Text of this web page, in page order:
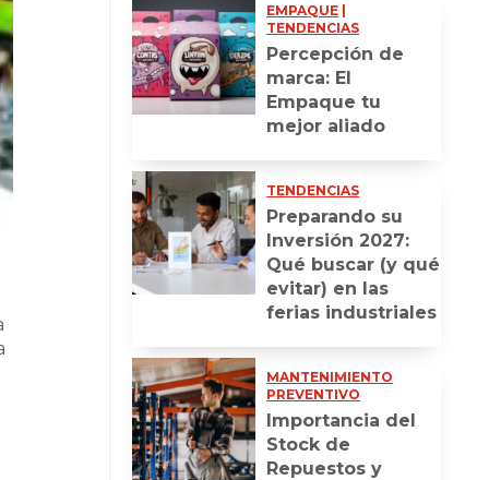
EMPAQUE |
TENDENCIAS
Percepción de
marca: El
Empaque tu
mejor aliado
TENDENCIAS
Preparando su
Inversión 2027:
Qué buscar (y qué
evitar) en las
ferias industriales
MANTENIMIENTO
PREVENTIVO
Importancia del
Stock de
Repuestos y